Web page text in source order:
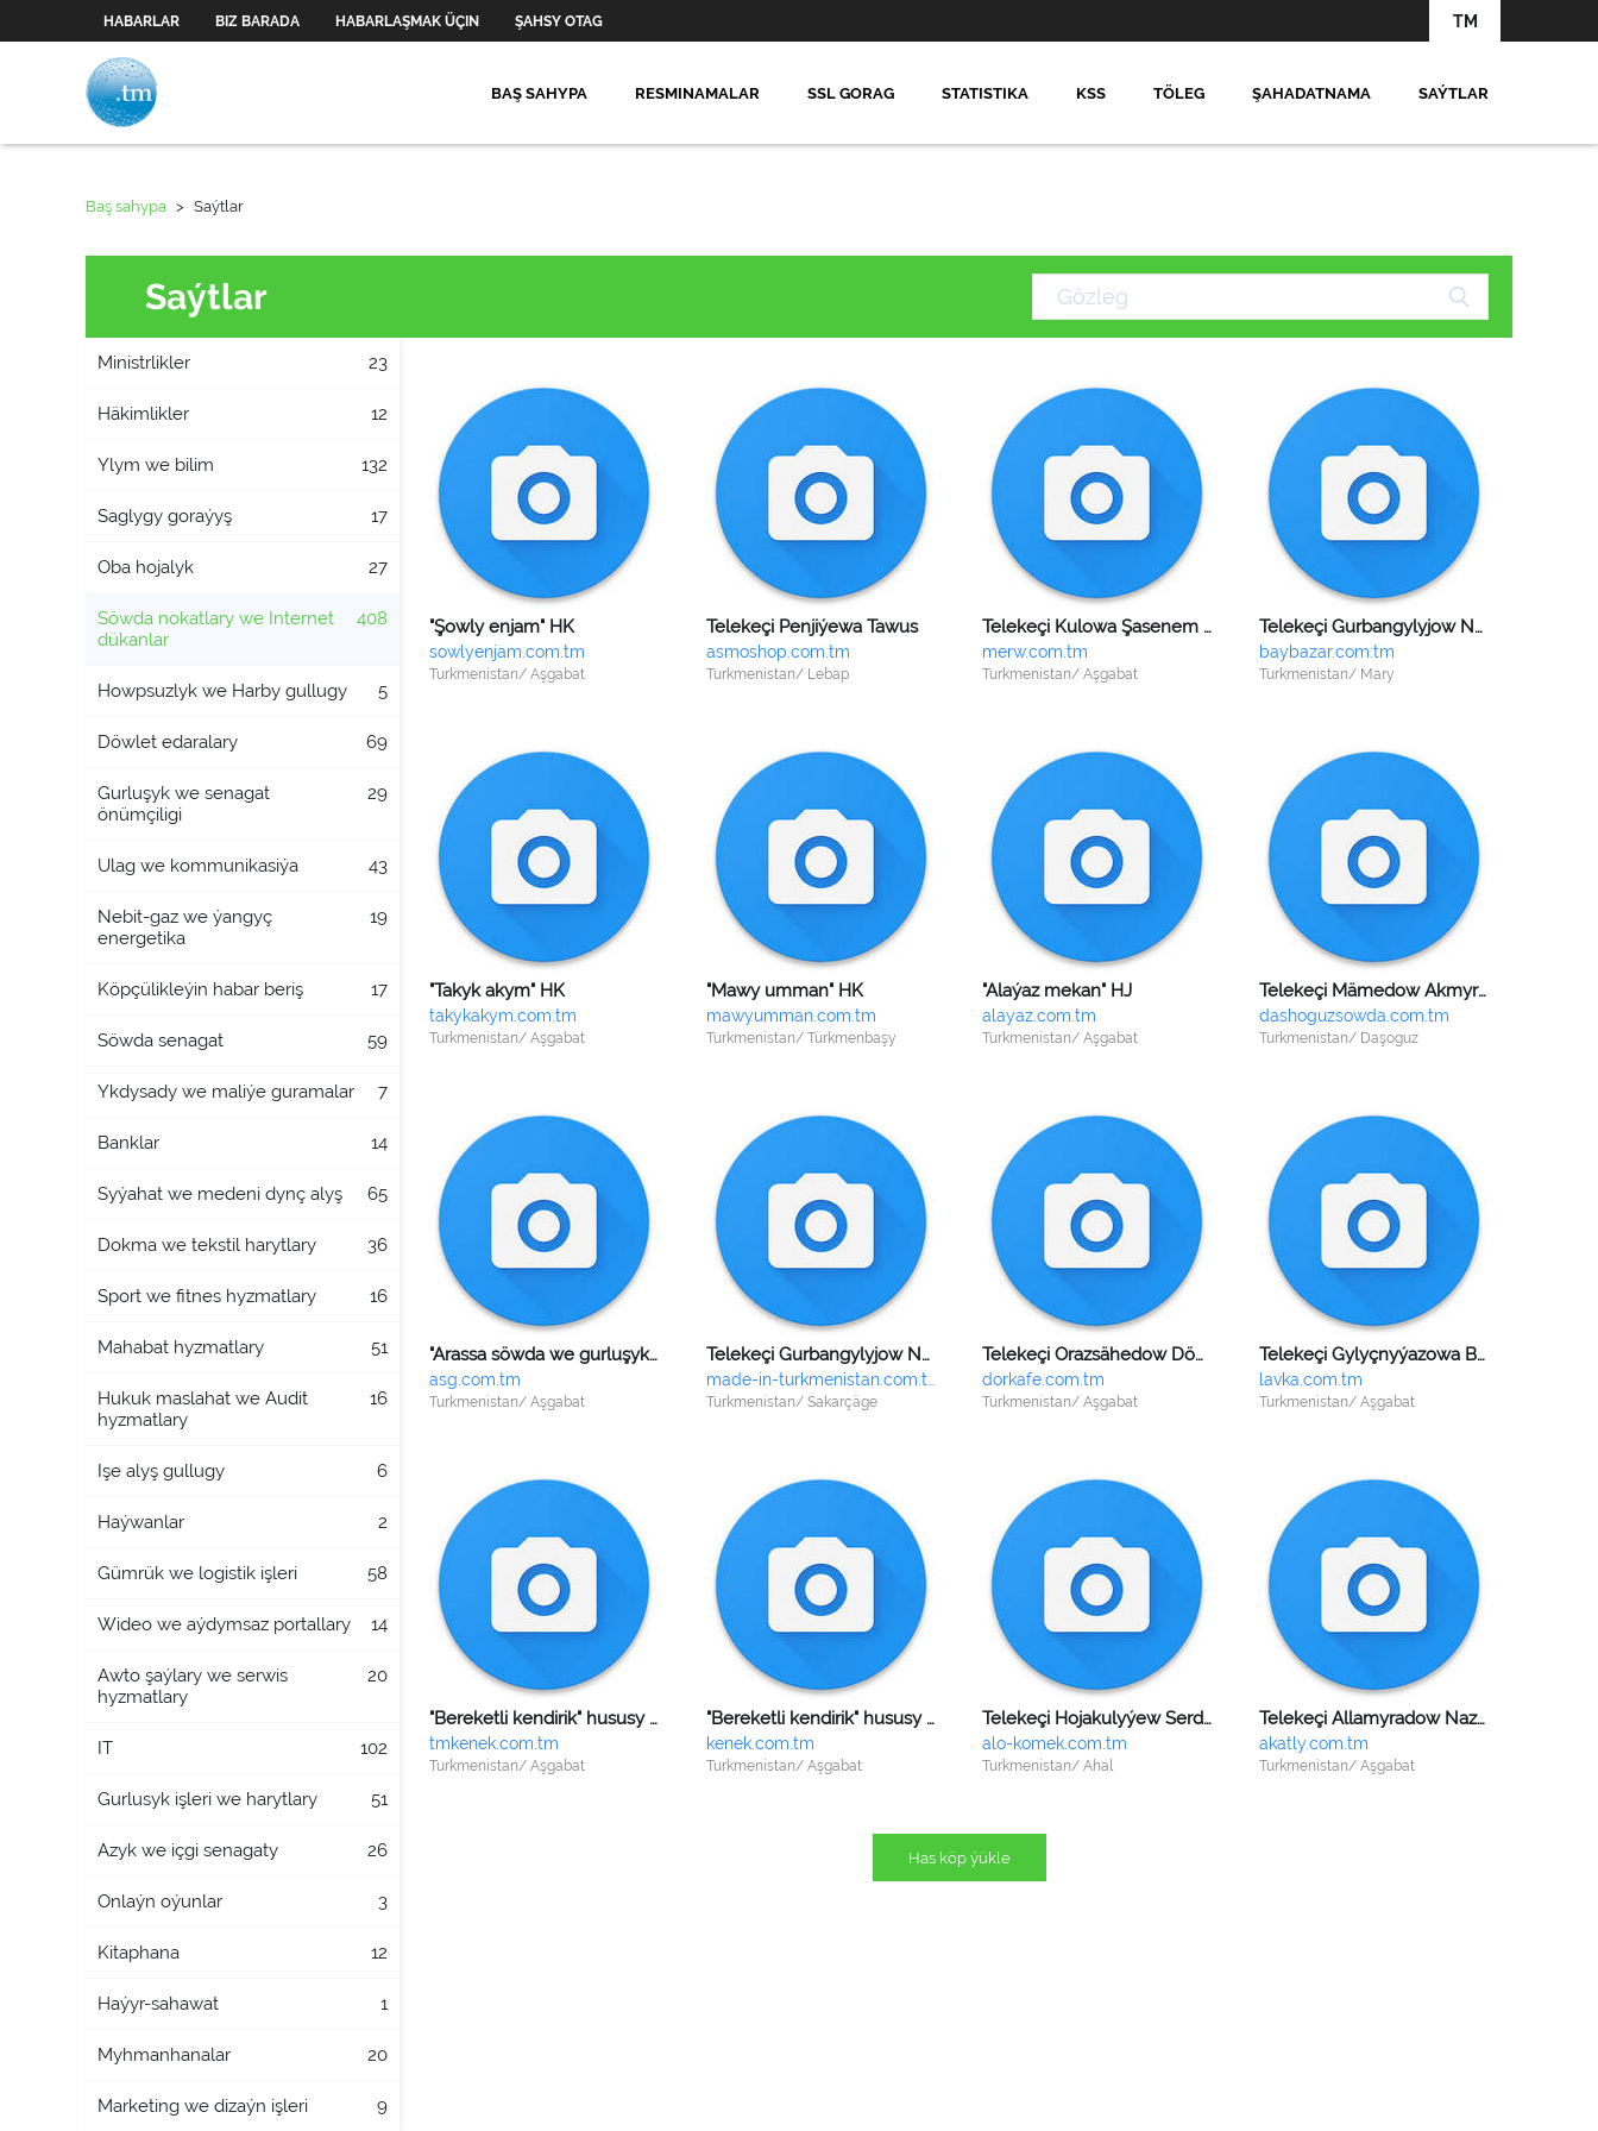
HABARLAR BIZ BARADA HABARLAŞMAK ÜÇIN ŞAHSY OTAG TM
BAŞ SAHYPA RESMINAMALAR SSL GORAG STATISTIKA KSS TÖLEG ŞAHADATNAMA SAÝTLAR
Baş sahypa > Saýtlar
Saýtlar
Ministrlikler 23
Häkimlikler 12
Ylym we bilim 132
Saglygy goraýyş 17
Oba hojalyk 27
Söwda nokatlary we Internet
dükanlar
408
Howpsuzlyk we Harby gullugy 5
Döwlet edaralary 69
Gurluşyk we senagat
önümçiligi
29
Ulag we kommunikasiýa 43
Nebit-gaz we ýangyç
energetika
19
Köpçülikleýin habar beriş 17
Söwda senagat 59
Ykdysady we maliýe guramalar 7
Banklar 14
Syýahat we medeni dynç alyş 65
Dokma we tekstil harytlary 36
Sport we fitnes hyzmatlary 16
Mahabat hyzmatlary 51
Hukuk maslahat we Audit
hyzmatlary
16
Işe alyş gullugy 6
Haýwanlar 2
Gümrük we logistik işleri 58
Wideo we aýdymsaz portallary 14
Awto şaýlary we serwis
hyzmatlary
20
IT 102
Gurlusyk işleri we harytlary 51
Azyk we içgi senagaty 26
Onlaýn oýunlar 3
Kitaphana 12
Haýyr-sahawat 1
Myhmanhanalar 20
Marketing we dizaýn işleri 9
"Şowly enjam" HK
sowlyenjam.com.tm
Turkmenistan/ Aşgabat
Telekeçi Penjiýewa Tawus
asmoshop.com.tm
Turkmenistan/ Lebap
Telekeçi Kulowa Şasenem Rebowna
merw.com.tm
Turkmenistan/ Aşgabat
Telekeçi Gurbangylyjow Nowruz Guwanjowiç
baybazar.com.tm
Turkmenistan/ Mary
"Takyk akym" HK
takykakym.com.tm
Turkmenistan/ Aşgabat
"Mawy umman" HK
mawyumman.com.tm
Turkmenistan/ Türkmenbaşy
"Alaýaz mekan" HJ
alayaz.com.tm
Turkmenistan/ Aşgabat
Telekeçi Mämedow Akmyrat Gurbanmyradowiç
dashoguzsowda.com.tm
Turkmenistan/ Daşoguz
"Arassa söwda we gurluşyk" hususy kärhanasy
asg.com.tm
Turkmenistan/ Aşgabat
Telekeçi Gurbangylyjow Nowruz Guwanjowiç
Turkmenistan/ Sakarçäge
Telekeçi Orazsähedow Döwletgeldi Amandurdyýewiç
dorkafe.com.tm
Turkmenistan/ Aşgabat
Telekeçi Gylyçnyýazowa Baýramsoltan Nurinýazowna
lavka.com.tm
Turkmenistan/ Aşgabat
"Bereketli kendirik" hususy kärhanasy
tmkenek.com.tm
Turkmenistan/ Aşgabat
"Bereketli kendirik" hususy kärhanasy
kenek.com.tm
Turkmenistan/ Aşgabat
Telekeçi Hojakulyýew Serdar Maksadowiç
alo-komek.com.tm
Turkmenistan/ Ahal
Telekeçi Allamyradow Nazarmyrat Nurmyradowiç
akatly.com.tm
Turkmenistan/ Aşgabat
Has köp ýükle